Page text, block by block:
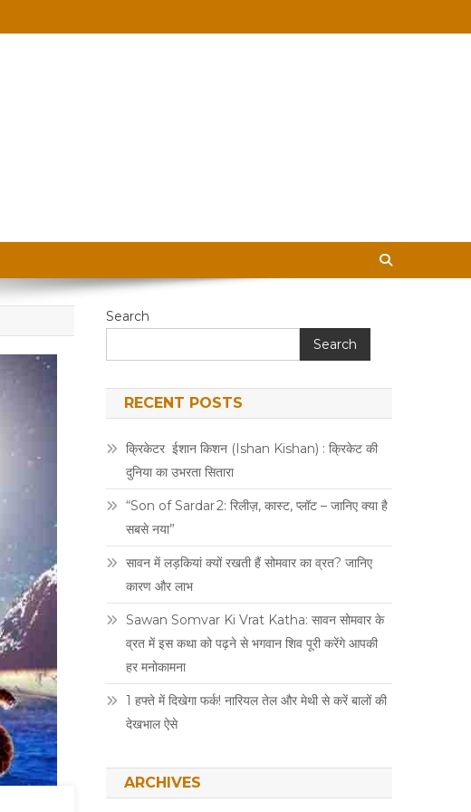
Search
Search
RECENT POSTS
क्रिकेटर ईशान किशन (Ishan Kishan) : क्रिकेट की
दुनिया का उभरता सितारा
“Son of Sardar 2: रिलीज़, कास्ट, प्लॉट – जानिए क्या है
सबसे नया”
सावन में लड़कियां क्यों रखती हैं सोमवार का व्रत? जानिए
कारण और लाभ
Sawan Somvar Ki Vrat Katha: सावन सोमवार के
व्रत में इस कथा को पढ़ने से भगवान शिव पूरी करेंगे आपकी
हर मनोकामना
1 हफ्ते में दिखेगा फर्क! नारियल तेल और मेथी से करें बालों की
देखभाल ऐसे
ARCHIVES